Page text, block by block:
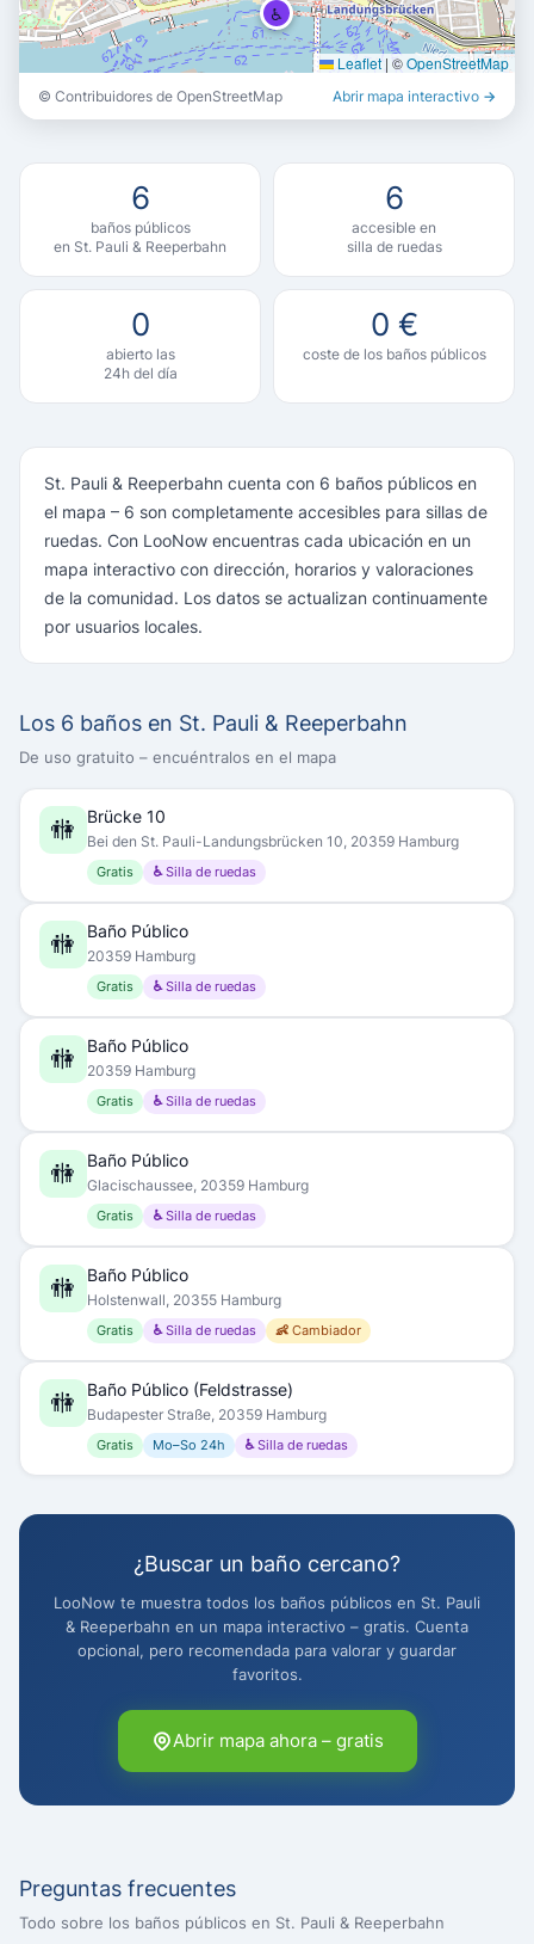
♿
Leaflet | ©OpenStreetMap
© Contribuidores de OpenStreetMap Abrir mapa interactivo →
6
baños públicos
en St. Pauli & Reeperbahn
6
accesible en
silla de ruedas
0
abierto las
24h del día
0 €
coste de los baños públicos
St. Pauli & Reeperbahn cuenta con 6 baños públicos en
el mapa – 6 son completamente accesibles para sillas de
ruedas. Con LooNow encuentras cada ubicación en un
mapa interactivo con dirección, horarios y valoraciones
de la comunidad. Los datos se actualizan continuamente
por usuarios locales.
Los 6 baños en St. Pauli & Reeperbahn
De uso gratuito – encuéntralos en el mapa
🚻 Brücke 10
Bei den St. Pauli-Landungsbrücken 10, 20359 Hamburg
Gratis ♿ Silla de ruedas
🚻 Baño Público
20359 Hamburg
Gratis ♿ Silla de ruedas
🚻 Baño Público
20359 Hamburg
Gratis ♿ Silla de ruedas
🚻 Baño Público
Glacischaussee, 20359 Hamburg
Gratis ♿ Silla de ruedas
🚻 Baño Público
Holstenwall, 20355 Hamburg
Gratis ♿ Silla de ruedas 👶 Cambiador
🚻 Baño Público (Feldstrasse)
Budapester Straße, 20359 Hamburg
Gratis Mo–So 24h ♿ Silla de ruedas
¿Buscar un baño cercano?
LooNow te muestra todos los baños públicos en St. Pauli
& Reeperbahn en un mapa interactivo – gratis. Cuenta
opcional, pero recomendada para valorar y guardar
favoritos.
Abrir mapa ahora – gratis
Preguntas frecuentes
Todo sobre los baños públicos en St. Pauli & Reeperbahn